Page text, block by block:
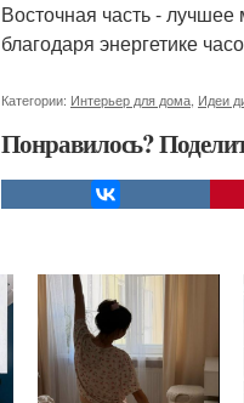
Восточная часть -
благодаря энергетике
Категории: Интерьер для дома Идеи
Понравилось?